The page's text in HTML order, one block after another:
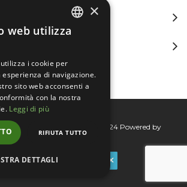
2015-2026 - P.I. 06076830824 Powered by
Connecta
×
web utilizza
i cookie per
di navigazione.
sito web acconsenti a
con la nostra
Leggi di più
RIFIUTA TUTTO
DETTAGLI